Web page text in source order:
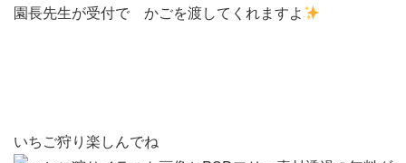
園長先生が受付で かごを渡してくれますよ
いちご狩り楽しんでね